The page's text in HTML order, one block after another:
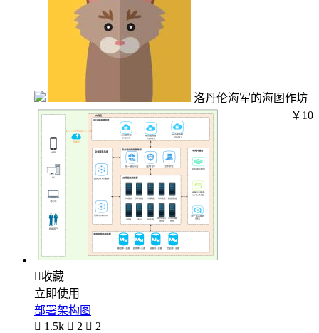
洛丹伦海军的海图作坊
￥10
收藏
立即使用
部署架构图
 1.5k  2  2